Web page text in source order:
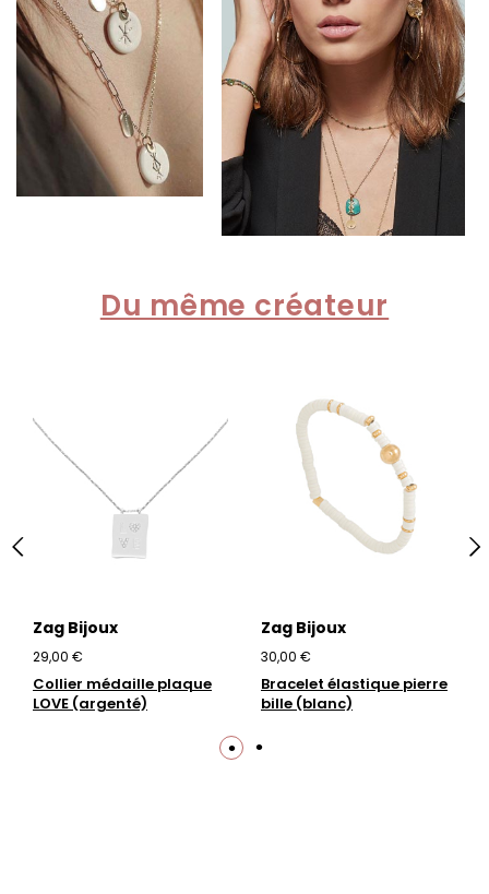
Du même créateur
Zag Bijoux
29,00 €
Collier médaille plaque
LOVE (argenté)
Zag Bijoux
30,00 €
Bracelet élastique pierre
bille (blanc)